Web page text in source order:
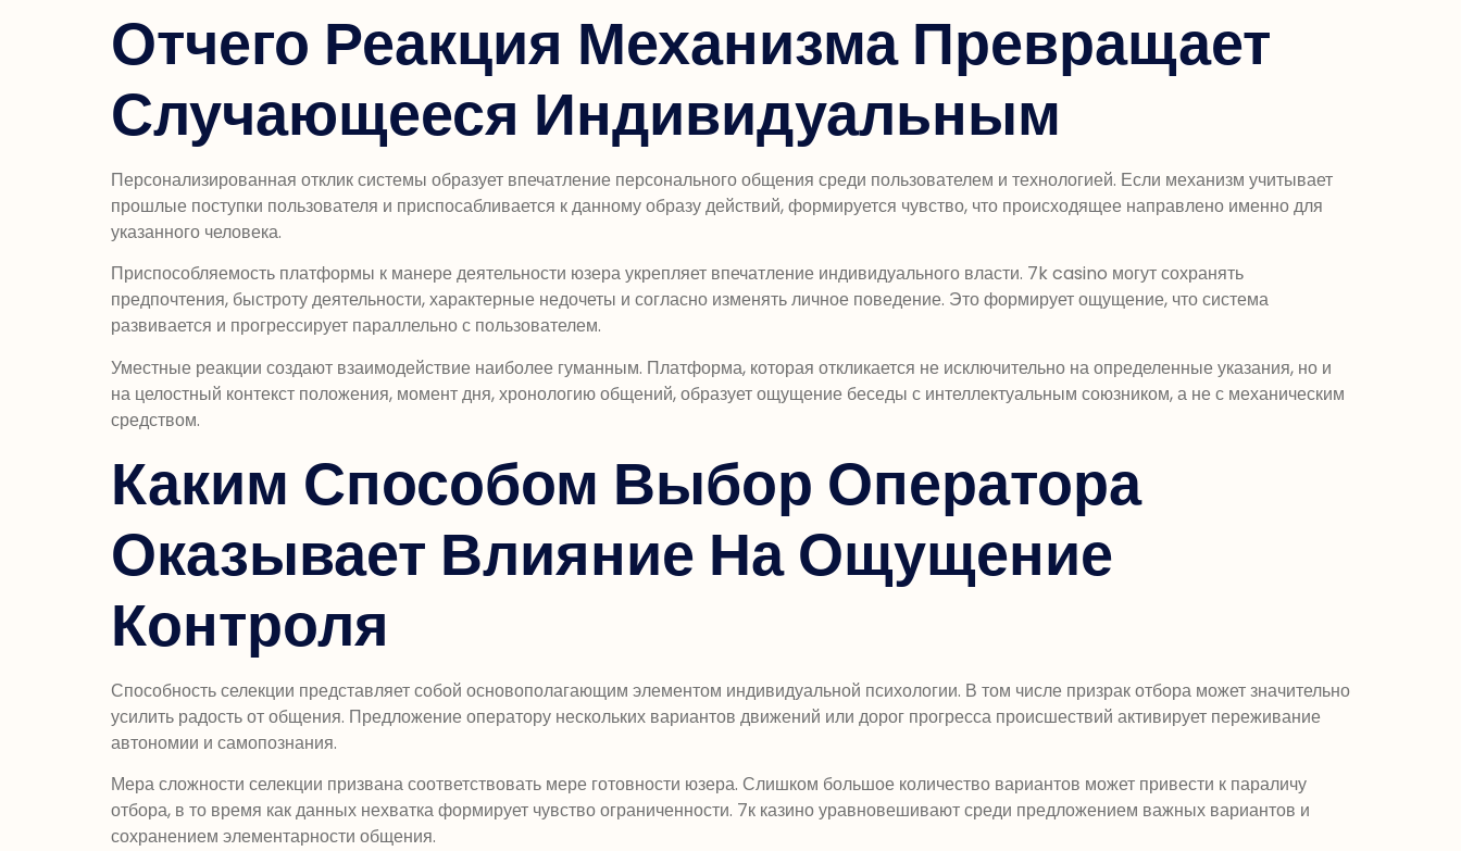
Отчего Реакция Механизма Превращает
Случающееся Индивидуальным
Персонализированная отклик системы образует впечатление персонального общения среди пользователем и технологией. Если механизм учитывает
прошлые поступки пользователя и приспосабливается к данному образу действий, формируется чувство, что происходящее направлено именно для
указанного человека.
Приспособляемость платформы к манере деятельности юзера укрепляет впечатление индивидуального власти. 7k casino могут сохранять
предпочтения, быстроту деятельности, характерные недочеты и согласно изменять личное поведение. Это формирует ощущение, что система
развивается и прогрессирует параллельно с пользователем.
Уместные реакции создают взаимодействие наиболее гуманным. Платформа, которая откликается не исключительно на определенные указания, но и
на целостный контекст положения, момент дня, хронологию общений, образует ощущение беседы с интеллектуальным союзником, а не с механическим
средством.
Каким Способом Выбор Оператора
Оказывает Влияние На Ощущение
Контроля
Способность селекции представляет собой основополагающим элементом индивидуальной психологии. В том числе призрак отбора может значительно
усилить радость от общения. Предложение оператору нескольких вариантов движений или дорог прогресса происшествий активирует переживание
автономии и самопознания.
Мера сложности селекции призвана соответствовать мере готовности юзера. Слишком большое количество вариантов может привести к параличу
отбора, в то время как данных нехватка формирует чувство ограниченности. 7к казино уравновешивают среди предложением важных вариантов и
сохранением элементарности общения.